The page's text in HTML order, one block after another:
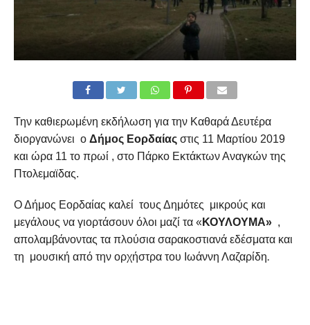
Την καθιερωμένη εκδήλωση για την Καθαρά Δευτέρα
διοργανώνει ο Δήμος Εορδαίαςστις 11 Μαρτίου 2019
και ώρα 11 το πρωί , στο Πάρκο Εκτάκτων Αναγκών της
Πτολεμαϊδας.
Ο Δήμος Εορδαίας καλεί τους Δημότες μικρούς και
μεγάλους να γιορτάσουν όλοι μαζί τα « ΚΟΥΛΟΥΜΑ»,
απολαμβάνοντας τα πλούσια σαρακοστιανά εδέσματα και
τη μουσική από την ορχήστρα του Ιωάννη Λαζαρίδη